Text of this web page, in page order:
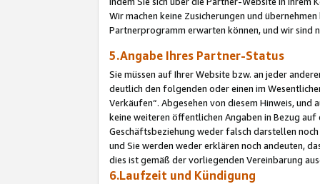
Wir machen keine Zusicherungen und
Partnerprogramm erwarten können, und wir sind
5.Angabe Ihres Partner-Status
Sie müssen auf Ihrer Website bzw. an jeder
deutlich den folgenden oder einen im
Verkäufen“. Abgesehen von diesem Hinweis,
keine weiteren öffentlichen Angaben in Bezug
Geschäftsbeziehung weder falsch darstellen
und Sie werden weder erklären noch andeuten,
dies ist gemäß der vorliegenden Vereinbarung
6.Laufzeit und Kündigung